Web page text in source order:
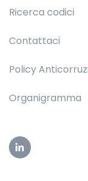
Ricerca codici
Contattaci
Policy
Organigramma